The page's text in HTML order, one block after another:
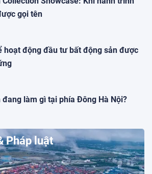
gọi tên
hoạt động đầu tư bất động sản được
đang làm gì tại phía Đông Hà Nội?
Pháp luật